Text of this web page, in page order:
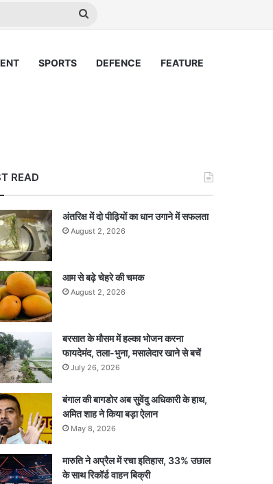
Search
SPORTS DEFENCE FEATURE
READ
अंतरिक्ष में दो पीढ़ियों का धान उगाने में सफलता
August 2, 2026
आम से बढ़े चेहरे की चमक
August 2, 2026
बरसात के मौसम में हल्का भोजन करना
फायदेमंद, तला-भुना, मसालेदार खाने से बचें
July 26, 2026
बंगाल की बागडोर अब सुवेंदु अधिकारी के हाथ,
अमित शाह ने किया बड़ा ऐलान
May 8, 2026
मारुति ने अप्रैल में रचा इतिहास, 33% उछाल
के साथ रिकॉर्ड वाहन बिक्री